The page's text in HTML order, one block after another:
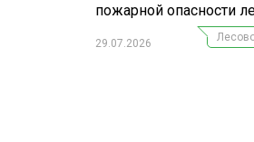
пожарной опасности
29.07.2026